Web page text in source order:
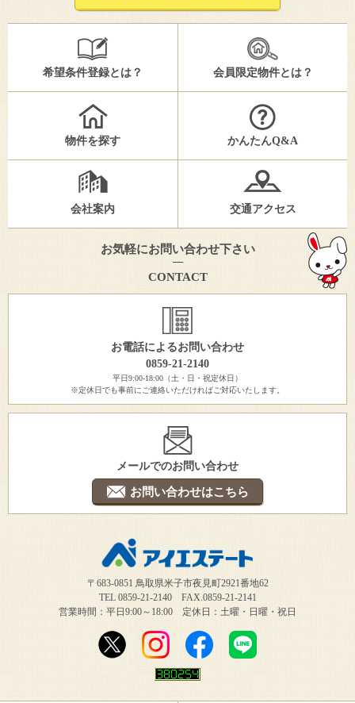
希望条件登録とは？ 会員限定物件とは？
物件を探す かんたんQ&A
会社案内 交通アクセス
お気軽にお問い合わせ下さい
CONTACT
お電話によるお問い合わせ
0859-21-2140
平日9:00-18:00（土・日・祝定休日）
※定休日でも事前にご連絡いただければご対応いたします。
メールでのお問い合わせ
お問い合わせはこちら
〒683-0851 鳥取県米子市夜見町2921番地62
TEL 0859-21-2140 FAX.0859-21-2141
営業時間：平日9:00～18:00 定休日：土曜・日曜・祝日